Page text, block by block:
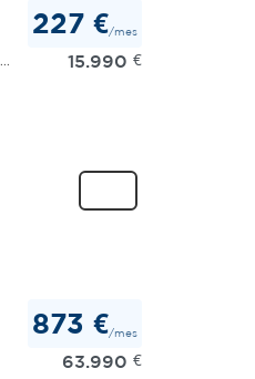
227 €/mes
15.990 €
873 €/mes
63.990 €